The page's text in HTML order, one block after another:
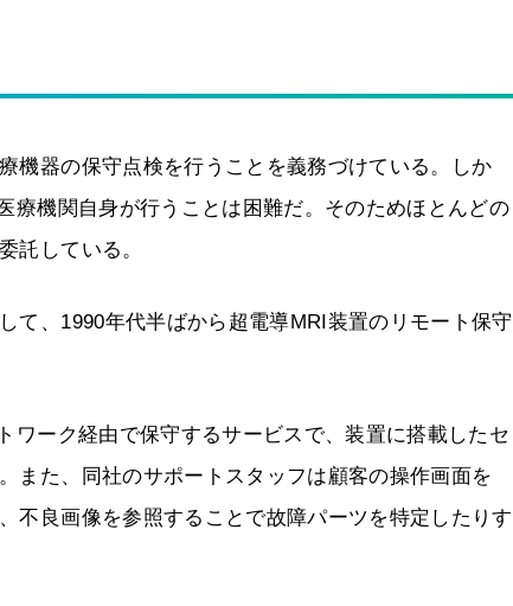
機器の保守点検を行うことを義務づけている。しか
療機関自身が行うことは困難だ。そのためほとんどの
託している。
て、1990年代半ばから超電導MRI装置のリモート保守
ワーク経由で保守するサービスで、装置に搭載したセ
また、同社のサポートスタッフは顧客の操作画面を
不良画像を参照することで故障パーツを特定したりす